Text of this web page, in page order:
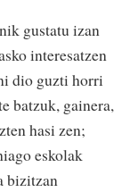
gustatu izan
interesatzen
dio guzti horri
batzuk, gainera,
hasi zen;
eskolak
bizitzan